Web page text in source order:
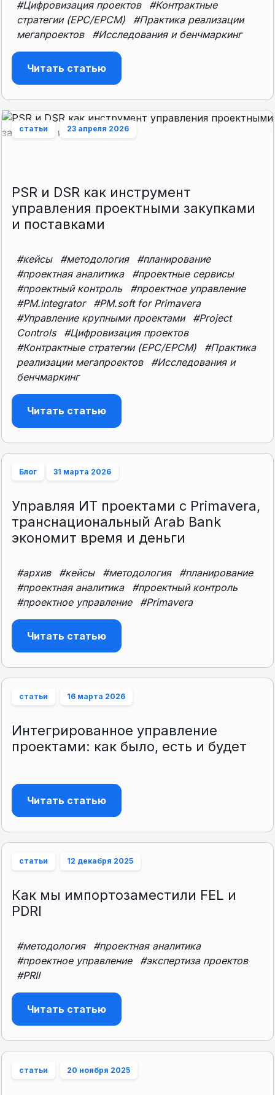
#Цифровизация проектов
#Контрактные
стратегии (EPC/EPCM)
#Практика реализации
мегапроектов
#Исследования и бенчмаркинг
Читать статью
статьи 23 апреля 2026
PSR и DSR как инструмент
управления проектными закупками
и поставками
#кейсы #методология
#планирование
#проектная аналитика
#проектные сервисы
#проектный контроль
#проектное управление
#PM.integrator
#PM.soft for Primavera
#Управление крупными проектами
#Project
Controls
#Цифровизация проектов
#Контрактные стратегии (EPC/EPCM)
#Практика
реализации мегапроектов
#Исследования и
бенчмаркинг
Читать статью
Блог 31 марта 2026
Управляя ИТ проектами с Primavera,
транснациональный Arab Bank
экономит время и деньги
#архив #кейсы #методология
#планирование
#проектная аналитика
#проектный контроль
#проектное управление
#Primavera
Читать статью
статьи 16 марта 2026
Интегрированное управление
проектами: как было, есть и будет
Читать статью
статьи 12 декабря 2025
Как мы импортозаместили FEL и
PDRI
#методология
#проектная аналитика
#проектное управление
#экспертиза проектов
#PRII
Читать статью
статьи 20 ноября 2025